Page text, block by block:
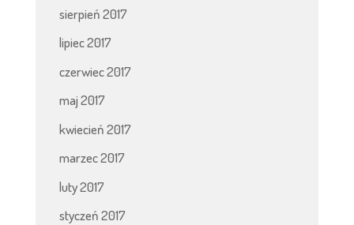
sierpień 2017
lipiec 2017
czerwiec 2017
maj 2017
kwiecień 2017
marzec 2017
luty 2017
styczeń 2017